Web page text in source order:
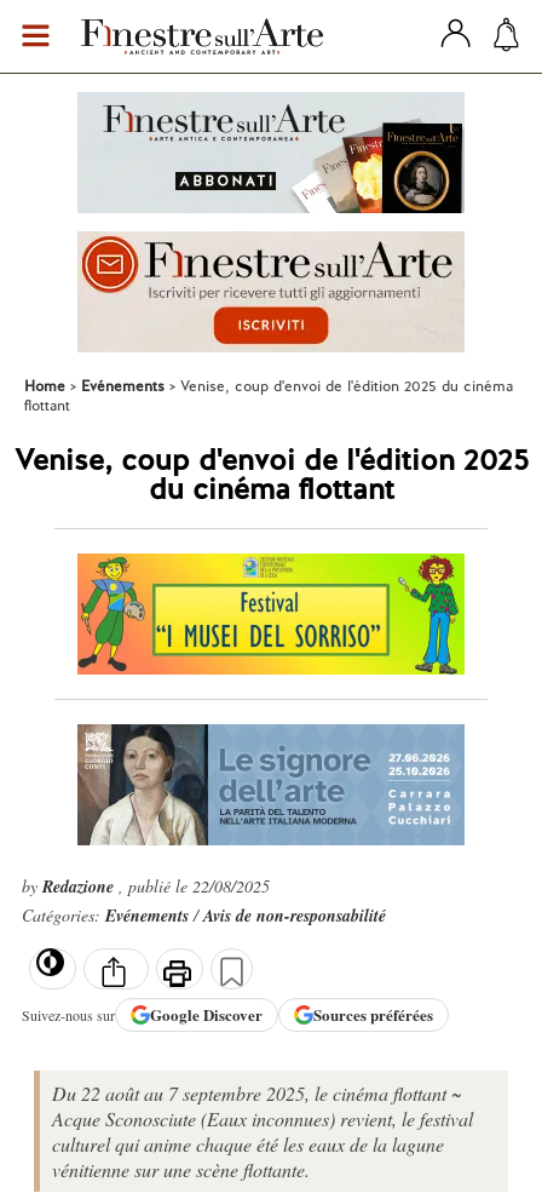
Home Evénements
Venise, coup d'envoi de l'édition 2025 du cinéma
flottant
Venise, coup d'envoi de l'édition 2025
du cinéma flottant
byRedazione , publié le 22/08/2025
Catégories:Evénements/Avis de non-responsabilité
Suivez-nous sur GoogleDiscover Sources préférées
Du 22 août au 7 septembre 2025, le cinéma flottant ~
Acque Sconosciute (Eaux inconnues) revient, le festival
culturel qui anime chaque été les eaux de la lagune
vénitienne sur une scène flottante.